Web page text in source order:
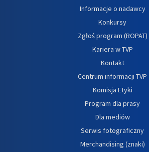
Informacje o nadawcy
Konkursy
Zgłoś program (ROPAT)
Kariera w TVP
Kontakt
Centrum informacji TVP
Komisja Etyki
Program dla prasy
Dla mediów
Serwis fotograficzny
Merchandising (znaki)